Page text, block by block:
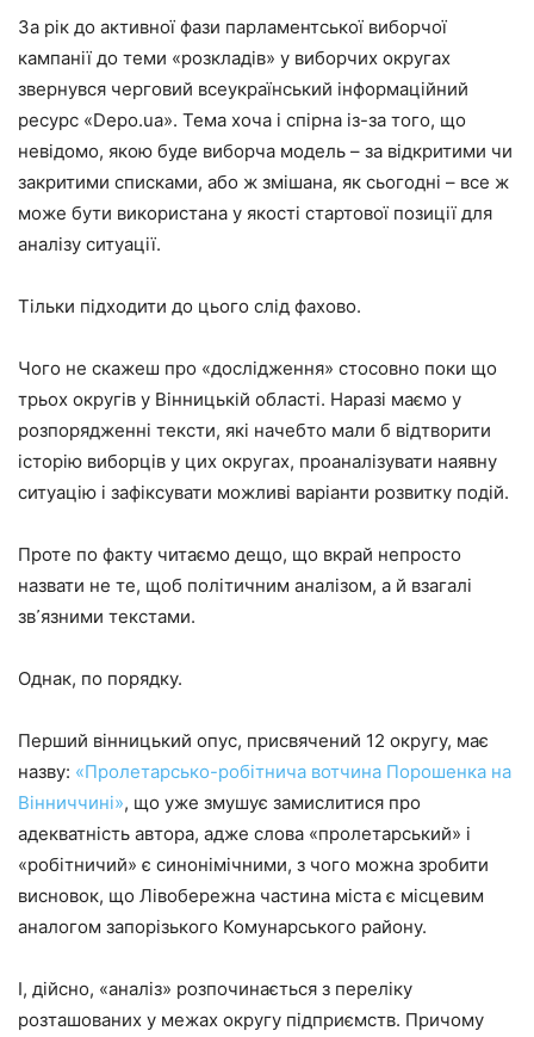
За рік до активної фази парламентської виборчої
кампанії до теми «розкладів» у виборчих округах
звернувся черговий всеукраїнський інформаційний
ресурс «Depo.ua». Тема хоча і спірна із-за того, що
невідомо, якою буде виборча модель – за відкритими чи
закритими списками, або ж змішана, як сьогодні – все ж
може бути використана у якості стартової позиції для
аналізу ситуації.
Тільки підходити до цього слід фахово.
Чого не скажеш про «дослідження» стосовно поки що
трьох округів у Вінницькій області. Наразі маємо у
розпорядженні тексти, які начебто мали б відтворити
історію виборців у цих округах, проаналізувати наявну
ситуацію і зафіксувати можливі варіанти розвитку подій.
Проте по факту читаємо дещо, що вкрай непросто
назвати не те, щоб політичним аналізом, а й взагалі
зв᾽язними текстами.
Однак, по порядку.
Перший вінницький опус, присвячений 12 округу, має
назву: «Пролетарсько-робітнича вотчина Порошенка на
Вінниччині», що уже змушує замислитися про
адекватність автора, адже слова «пролетарський» і
«робітничий» є синонімічними, з чого можна зробити
висновок, що Лівобережна частина міста є місцевим
аналогом запорізького Комунарського району.
І, дійсно, «аналіз» розпочинається з переліку
розташованих у межах округу підприємств. Причому